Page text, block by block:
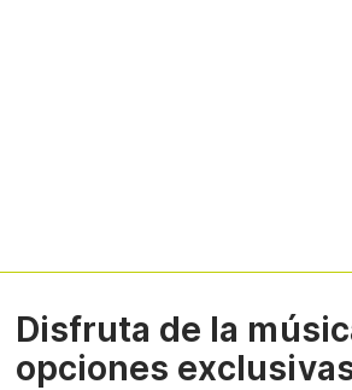
Disfruta de la
opciones